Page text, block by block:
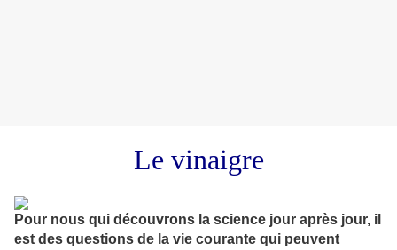
Le vinaigre
Pour nous qui découvrons la science jour après jour, il
est des questions de la vie courante qui peuvent